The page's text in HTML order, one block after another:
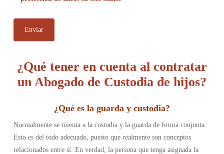
¿Qué tener en cuenta al contratar
un Abogado de Custodia de hijos?
¿Qué es la guarda y custodia?
Normalmente se mienta a la custodia y la guarda de forma conjunta.
Esto es del todo adecuado, puesto que realmente son conceptos
relacionados entre sí. En verdad, la persona que tenga asignada la